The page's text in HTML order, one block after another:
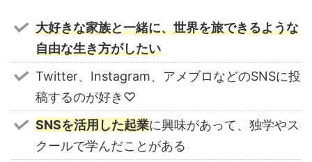
大好きな家族と一緒に、世界を旅できるような
自由な生き方がしたい
Twitter、Instagram、アメブロなどのSNSに投
稿するのが好き♡
SNSを活用した起業に興味があって、独学やス
クールで学んだことがある